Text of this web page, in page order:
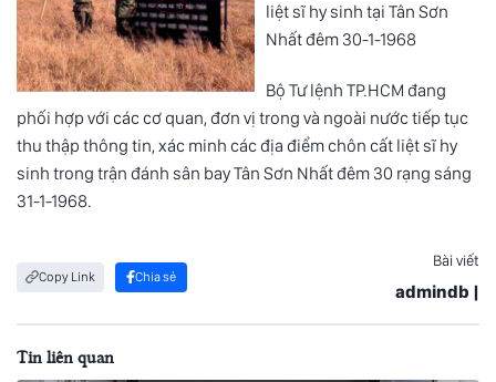
liệt sĩ hy sinh tại Tân Sơn
Nhất đêm 30-1-1968
Bộ Tư lệnh TP.HCM đang
phối hợp với các cơ quan, đơn vị trong và ngoài nước tiếp tục
thu thập thông tin, xác minh các địa điểm chôn cất liệt sĩ hy
sinh trong trận đánh sân bay Tân Sơn Nhất đêm 30 rạng sáng
31-1-1968.
Copy Link Chia sẻ
Bài viết
admindb |
Tin liên quan